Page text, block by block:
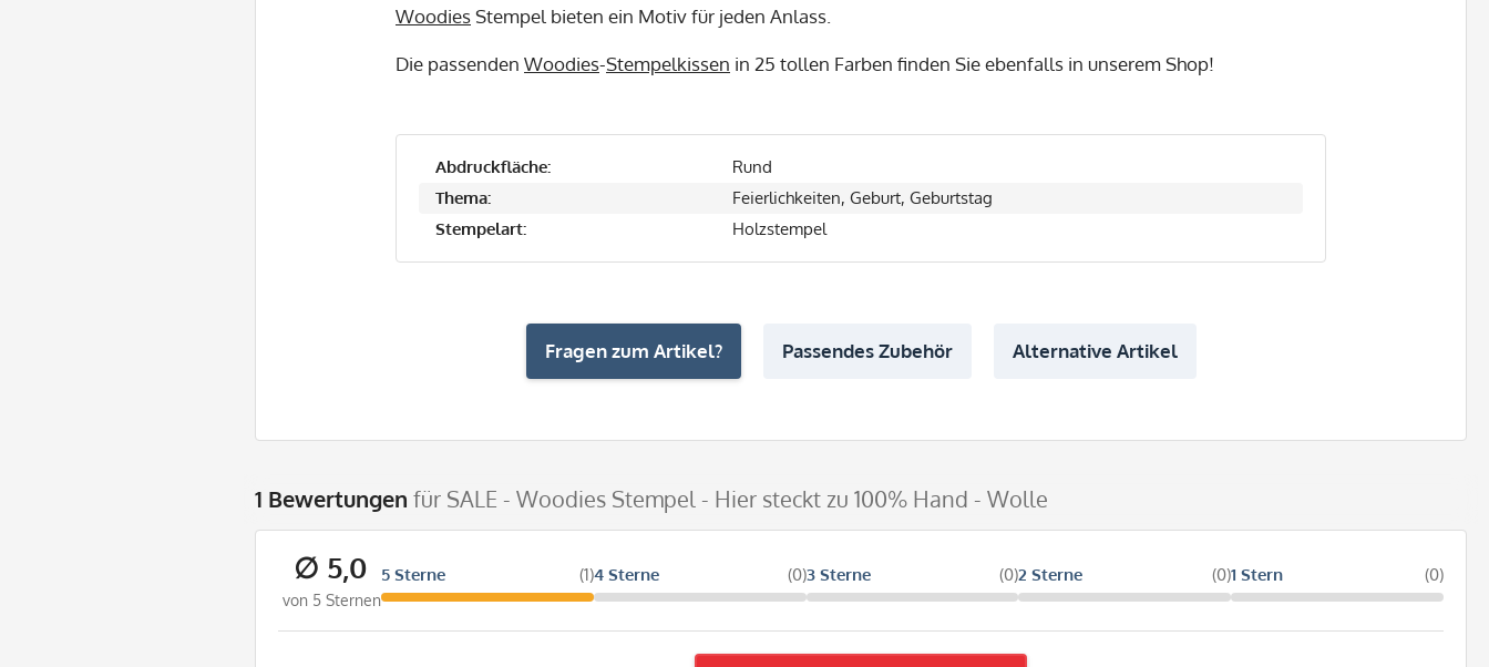
WoodiesStempel bieten ein Motiv für jeden Anlass.
Die passenden Woodies-Stempelkissen in 25 tollen Farben finden Sie ebenfalls in unserem Shop!
Abdruckfläche:
Rund
Thema:
Feierlichkeiten, Geburt, Geburtstag
Stempelart:
Holzstempel
Fragen zum Artikel? Passendes Zubehör Alternative Artikel
1 Bewertungen für SALE - Woodies Stempel - Hier steckt zu 100% Hand - Wolle
∅ 5,0
von 5 Sternen
5 Sterne (1)4 Sterne (0)3 Sterne (0)2 Sterne (0)1 Stern (0)